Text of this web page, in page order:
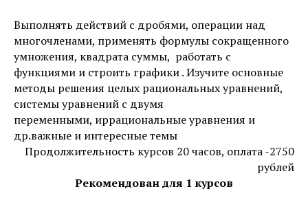
Выполнять действий с дробями, операции над
многочленами, применять формулы сокращенного
умножения, квадрата суммы, работать с
функциями и строить графики . Изучите основные
методы решения целых рациональных уравнений,
системы уравнений с двумя
переменными, иррациональные уравнения и
др.важные и интересные темы
Продолжительность курсов 20 часов, оплата -2750
рублей
Рекомендован для 1 курсов